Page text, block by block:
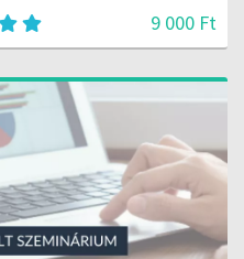
9 000 Ft